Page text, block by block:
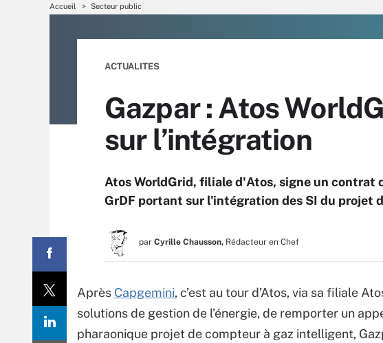
Accueil Secteur public
ACTUALITES
Gazpar : Atos
sur l’intégration
Atos WorldGrid, filiale d'Atos, signe un contrat
GrDF portant sur l'intégration des SI du projet
par Cyrille Chausson, Rédacteur en Chef
Après Capgemini, c’est au tour d’Atos, via sa filiale
solutions de gestion de l’énergie, de remporter un
pharaonique projet de compteur à gaz intelligent,